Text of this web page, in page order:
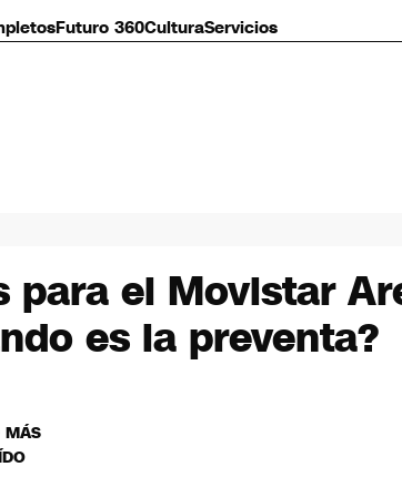
Futuro 360CulturaServicios
el Movistar
es la preventa?
MÁS